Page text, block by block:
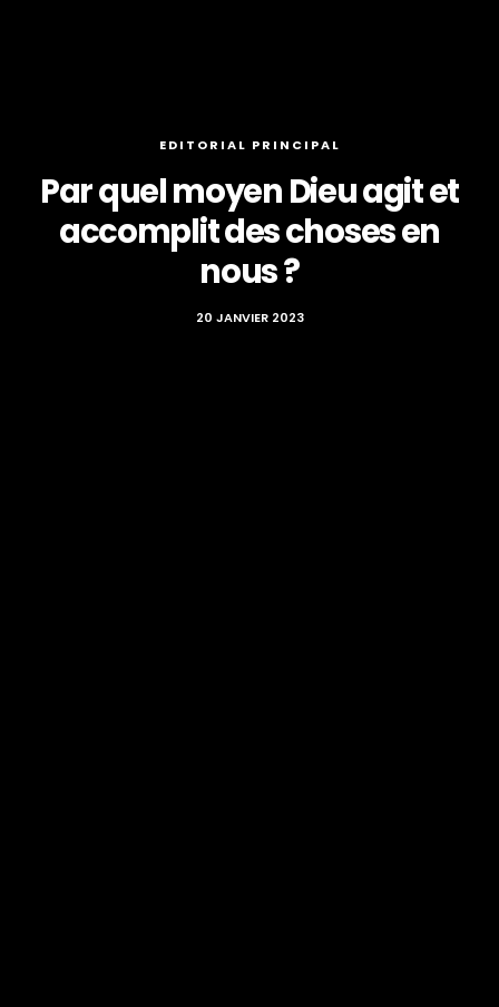
EDITORIAL PRINCIPAL
Par quel moyen Dieu agit et
accomplit des choses en
nous ?
20 JANVIER 2023